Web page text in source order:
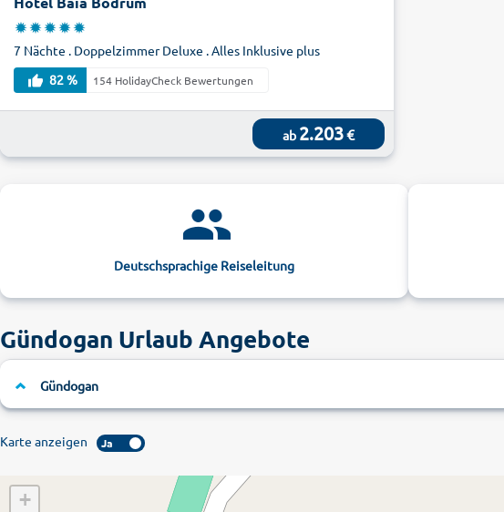
7 Nächte . Doppelzimmer Deluxe . Alles Inklusive plus
82 %
154 HolidayCheck Bewertungen
ab 2.203€
Deutschsprachige Reiseleitung
Gündogan Urlaub Angebote
Gündogan
Karte anzeigen Ja
+